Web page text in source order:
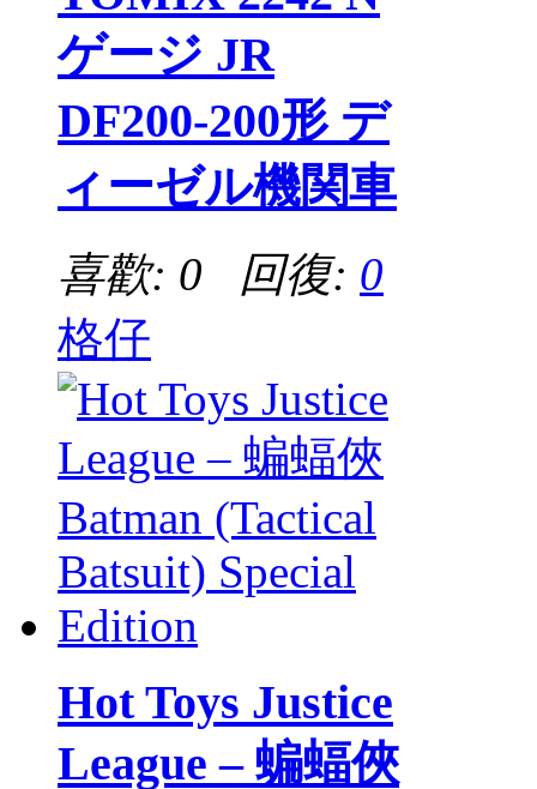
ゲージ JR
DF200-200形 デ
ィーゼル機関車
喜歡: 0 回復: 0
格仔
Hot Toys Justice
League – 蝙蝠俠